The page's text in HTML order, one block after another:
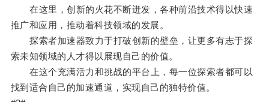
在这里，创新的火花不断迸发，各种前沿技术得以快速
推广和应用，推动着科技领域的发展。
探索者加速器致力于打破创新的壁垒，让更多有志于探
索未知领域的人才得以展现自己的价值。
在这个充满活力和挑战的平台上，每一位探索者都可以
找到适合自己的加速通道，实现自己的独特价值。